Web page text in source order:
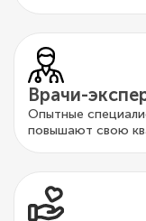
Врачи-
Опытные
повышают свою